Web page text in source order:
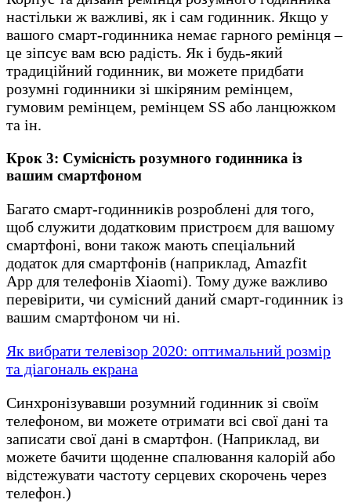
настільки ж важливі, як і сам годинник. Якщо у
вашого смарт-годинника немає гарного ремінця –
це зіпсує вам всю радість. Як і будь-який
традиційний годинник, ви можете придбати
розумні годинники зі шкіряним ремінцем,
гумовим ремінцем, ремінцем SS або ланцюжком
та ін.
Крок 3: Сумісність розумного годинника із
вашим смартфоном
Багато смарт-годинників розроблені для того,
щоб служити додатковим пристроєм для вашому
смартфоні, вони також мають спеціальний
додаток для смартфонів (наприклад, Amazfit
App для телефонів Xiaomi). Тому дуже важливо
перевірити, чи сумісний даний смарт-годинник із
вашим смартфоном чи ні.
Як вибрати телевізор 2020: оптимальний розмір
та діагональ екрана
Синхронізувавши розумний годинник зі своїм
телефоном, ви можете отримати всі свої дані та
записати свої дані в смартфон. (Наприклад, ви
можете бачити щоденне спалювання калорій або
відстежувати частоту серцевих скорочень через
телефон.)